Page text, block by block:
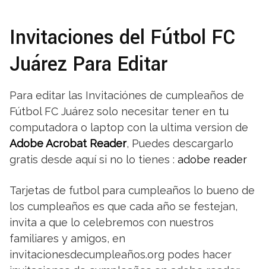
Invitaciones del Fútbol FC
Juárez Para Editar
Para editar las Invitaciónes de cumpleaños de
Fútbol FC Juárez solo necesitar tener en tu
computadora o laptop con la ultima version de
Adobe Acrobat Reader, Puedes descargarlo
gratis desde aquí si no lo tienes : adobe reader
Tarjetas de futbol para cumpleaños lo bueno de
los cumpleaños es que cada año se festejan,
invita a que lo celebremos con nuestros
familiares y amigos, en
invitacionesdecumpleaños.org podes hacer